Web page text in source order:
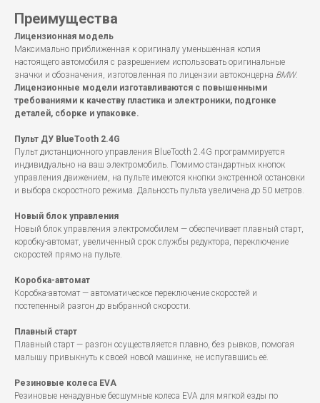
Преимущества
Лицензионная модель
Максимально приближенная к оригиналу уменьшенная копия
настоящего автомобиля с разрешением использовать оригинальные
значки и обозначения, изготовленная по лицензии автоконцерна BMW.
Лицензионные модели изготавливаются с повышенными
требованиями к качеству пластика и электроники, подгонке
деталей, сборке и упаковке.
Пульт ДУ BlueTooth 2.4G
Пульт дистанционного управления BlueTooth 2.4G программируется
индивидуально на ваш электромобиль. Помимо стандартных кнопок
управления движением, на пульте имеются кнопки экстренной остановки
и выбора скоростного режима. Дальность пульта увеличена до 50 метров.
Новый блок управления
Новый блок управления электромобилем — обеспечивает плавный старт,
коробку-автомат, увеличенный срок службы редуктора, переключение
скоростей прямо на пульте.
Коробка-автомат
Коробка-автомат — автоматическое переключение скоростей и
постепенный разгон до выбранной скорости.
Плавный старт
Плавный старт — разгон осуществляется плавно, без рывков, помогая
малышу привыкнуть к своей новой машинке, не испугавшись её.
Резиновые колеса EVA
Резиновые ненадувные бесшумные колеса EVA для мягкой езды по